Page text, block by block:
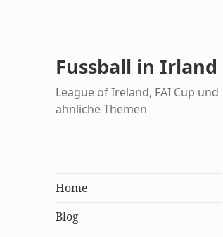
Fussball in Irland
League of Ireland, FAI Cup und
ähnliche Themen
Home
Blog